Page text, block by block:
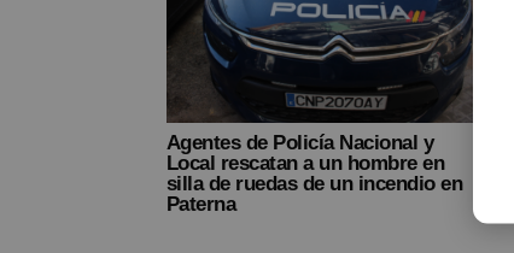
Agentes de Policía Nacional y
Local rescatan a un hombre en
silla de ruedas de un incendio en
Paterna